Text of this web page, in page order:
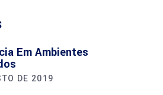
Em Ambientes
DE 2019